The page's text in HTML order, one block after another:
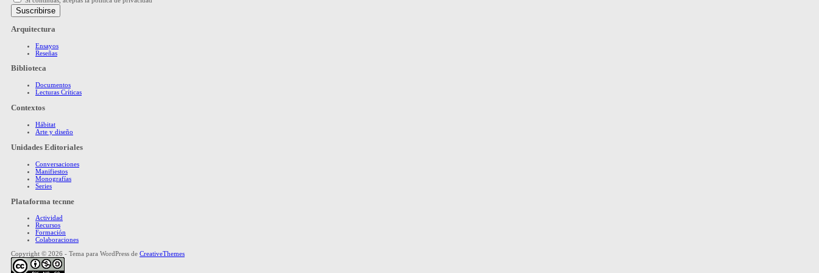
Arquitectura
Ensayos
Reseñas
Biblioteca
Documentos
Lecturas Críticas
Contextos
Hábitat
Arte y diseño
Unidades Editoriales
Conversaciones
Manifiestos
Monografías
Series
Plataforma tecnne
Actividad
Recursos
Formación
Colaboraciones
Copyright © 2026 - Tema para WordPress de CreativeThemes